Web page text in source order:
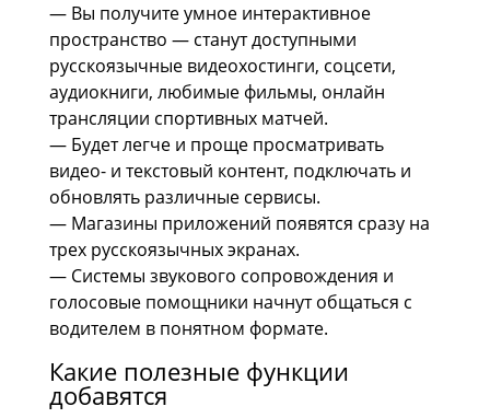
— Вы получите умное интерактивное
пространство — станут доступными
русскоязычные видеохостинги, соцсети,
аудиокниги, любимые фильмы, онлайн
трансляции спортивных матчей.
— Будет легче и проще просматривать
видео- и текстовый контент, подключать и
обновлять различные сервисы.
— Магазины приложений появятся сразу на
трех русскоязычных экранах.
— Системы звукового сопровождения и
голосовые помощники начнут общаться с
водителем в понятном формате.
Какие полезные функции
добавятся